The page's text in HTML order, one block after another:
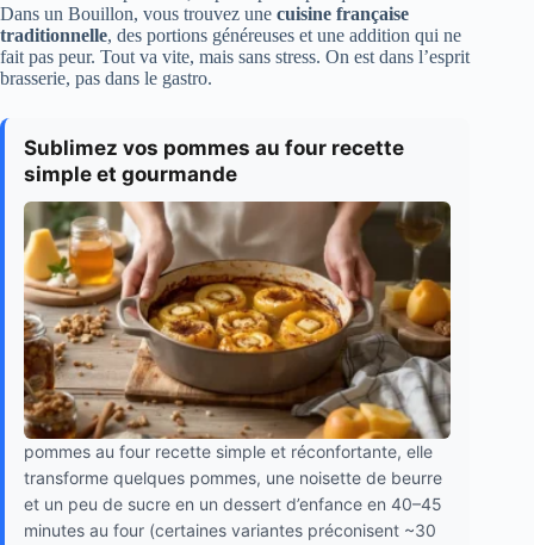
Dans un Bouillon, vous trouvez une cuisine française
traditionnelle, des portions généreuses et une addition qui ne
fait pas peur. Tout va vite, mais sans stress. On est dans l’esprit
brasserie, pas dans le gastro.
Sublimez vos pommes au four recette
simple et gourmande
pommes au four recette simple et réconfortante, elle
transforme quelques pommes, une noisette de beurre
et un peu de sucre en un dessert d’enfance en 40–45
minutes au four (certaines variantes préconisent ~30